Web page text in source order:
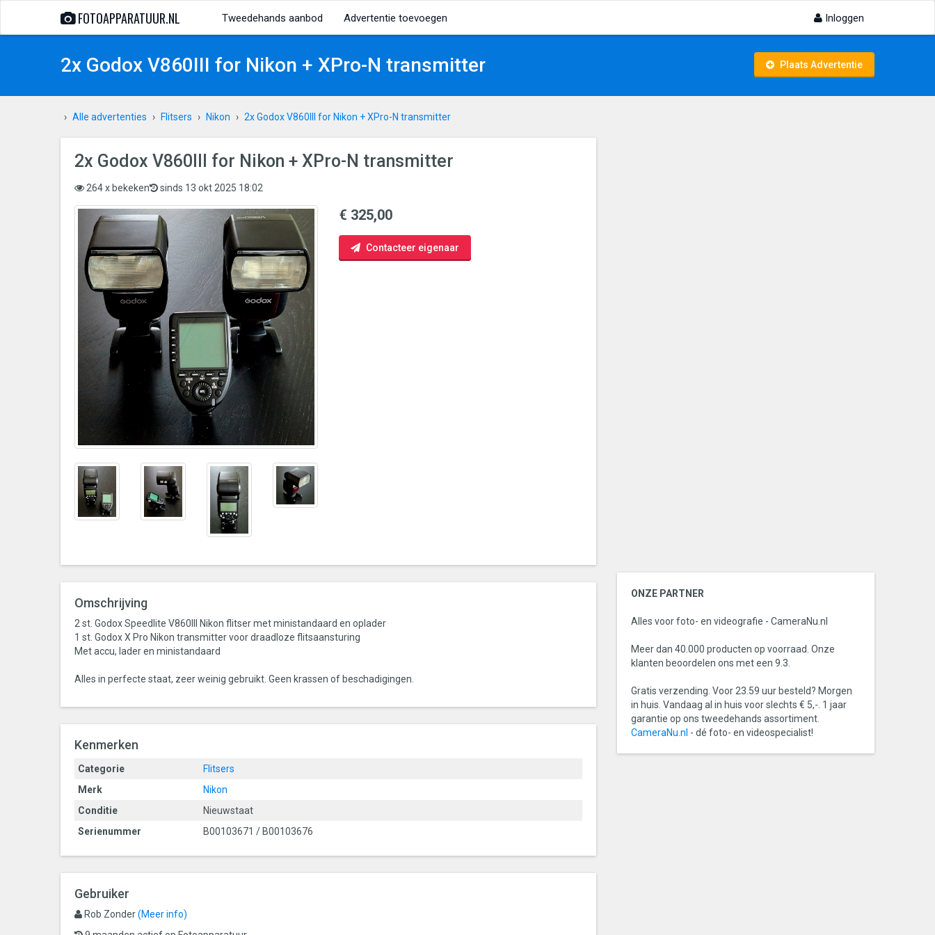
FOTOAPPARATUUR.NL Tweedehands aanbod Advertentie toevoegen Inloggen
2x Godox V860III for Nikon + XPro-N transmitter Plaats Advertentie
Alle advertenties Flitsers Nikon 2x Godox V860III for Nikon + XPro-N transmitter
2x Godox V860III for Nikon + XPro-N transmitter
264 x bekeken sinds 13 okt 2025 18:02
€ 325,00
Contacteer eigenaar
Omschrijving
2 st. Godox Speedlite V860III Nikon flitser met ministandaard en oplader
1 st. Godox X Pro Nikon transmitter voor draadloze flitsaansturing
Met accu, lader en ministandaard
Alles in perfecte staat, zeer weinig gebruikt. Geen krassen of beschadigingen.
Kenmerken
Categorie
Flitsers
Merk
Nikon
Conditie
Nieuwstaat
Serienummer
B00103671 / B00103676
Gebruiker
Rob Zonder(Meer info)
ONZE PARTNER
Alles voor foto- en videografie - CameraNu.nl
Meer dan 40.000 producten op voorraad. Onze
klanten beoordelen ons met een 9.3.
Gratis verzending. Voor 23.59 uur besteld? Morgen
in huis. Vandaag al in huis voor slechts € 5,-. 1 jaar
garantie op ons tweedehands assortiment.
CameraNu.nl - dé foto- en videospecialist!